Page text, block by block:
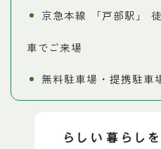
京急本線 「戸部駅」
車でご来場
無料駐車場・提携駐車